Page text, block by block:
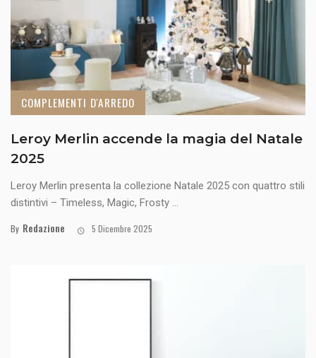
COMPLEMENTI D'ARREDO
Leroy Merlin accende la magia del Natale
2025
Leroy Merlin presenta la collezione Natale 2025 con quattro stili
distintivi – Timeless, Magic, Frosty ...
By Redazione 5 Dicembre 2025